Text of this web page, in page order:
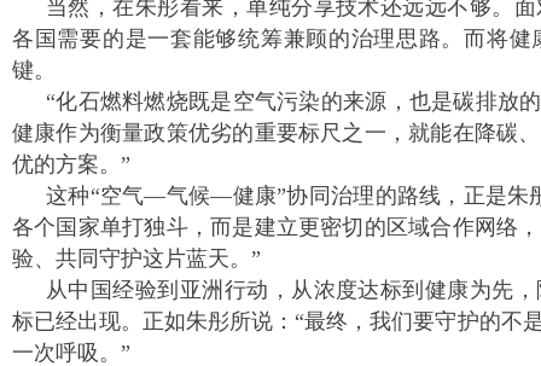
当然，在朱彤看来，单纯分享技术还远远不够。
各国需要的是一套能够统筹兼顾的治理思路。而将
键。
“化石燃料燃烧既是空气污染的来源，也是碳排放
健康作为衡量政策优劣的重要标尺之一，就能在降碳
优的方案。”
这种“空气—气候—健康”协同治理的路线，正是朱
各个国家单打独斗，而是建立更密切的区域合作网络
验、共同守护这片蓝天。”
从中国经验到亚洲行动，从浓度达标到健康为先
标已经出现。正如朱彤所说：“最终，我们要守护的不
一次呼吸。”